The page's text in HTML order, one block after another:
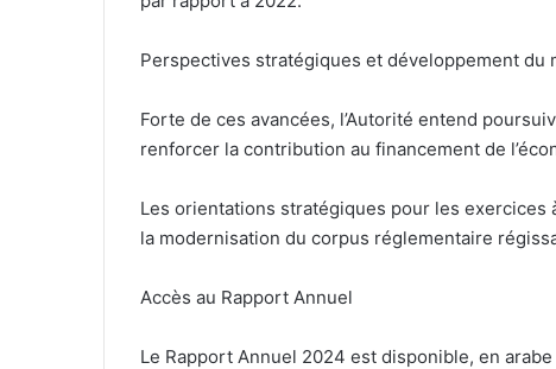
Perspectives stratégiques et développement du
Forte de ces avancées, l’Autorité entend
renforcer la contribution au financement de
Les orientations stratégiques pour les
la modernisation du corpus réglementaire
Accès au Rapport Annuel
Le Rapport Annuel 2024 est disponible, en